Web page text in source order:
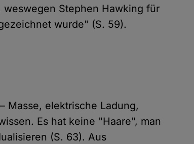
Stephen Hawking für
wurde" (S. 59).
Masse, elektrische Ladung,
Es hat keine "Haare", man
(S. 63). Aus